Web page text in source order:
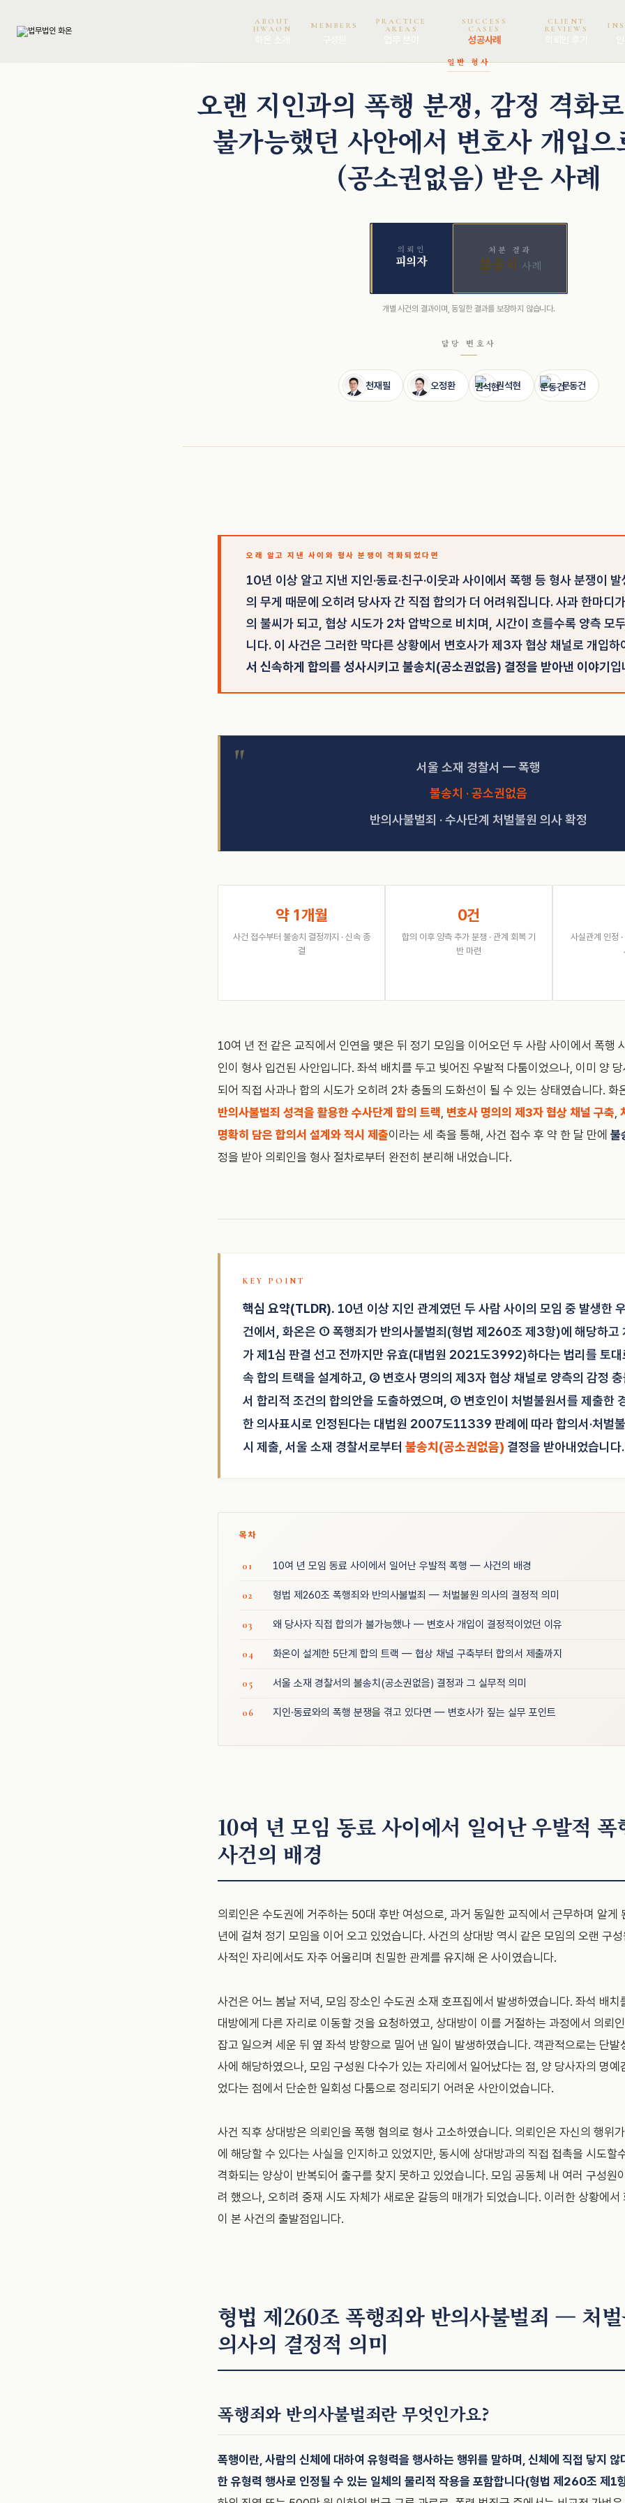
ABOUT
HWAON
MEMBERS
PRACTICE
AREAS
SUCCESS
CASES
성공사례
CLIENT
REVIEWS
일반 형사
오랜 지인과의 폭행 분쟁, 감정 격화
불가능했던 사안에서 변호사 개입
(공소권없음) 받은 사례
의뢰인
피의자
처분 결과
불송치 사례
개별 사건의 결과이며, 동일한 결과를 보장하지 않습니다.
담당 변호사
천재필 오정환 권석현 문동건
오래 알고 지낸 사이와 형사 분쟁이 격화되었다면
10년 이상 알고 지낸 지인·동료·친구·이웃과 사이에서 폭행 등 형사 분쟁이
의 무게 때문에 오히려 당사자 간 직접 합의가 더 어려워집니다. 사과 한마디
의 불씨가 되고, 협상 시도가 2차 압박으로 비치며, 시간이 흐를수록 양측 모
니다. 이 사건은 그러한 막다른 상황에서 변호사가 제3자 협상 채널로 개입
서 신속하게 합의를 성사시키고 불송치(공소권없음) 결정을 받아낸 이야기입
서울 소재 경찰서 — 폭행
불송치 · 공소권없음
반의사불벌죄 · 수사단계 처벌불원 의사 확정
약 1개월
사건 접수부터 불송치 결정까지 · 신속 종
결
0건
합의 이후 양측 추가 분쟁 · 관계 회복 기
반 마련
사실관계 인정
10여 년 전 같은 교직에서 인연을 맺은 뒤 정기 모임을 이어오던 두 사람 사이에서 폭행
인이 형사 입건된 사안입니다. 좌석 배치를 두고 빚어진 우발적 다툼이었으나, 이미 양
되어 직접 사과나 합의 시도가 오히려 2차 충돌의 도화선이 될 수 있는 상태였습니다. 화
반의사불벌죄 성격을 활용한 수사단계 합의 트랙, 변호사 명의의 제3자 협상 채널 구축,
명확히 담은 합의서 설계와 적시 제출이라는 세 축을 통해, 사건 접수 후 약 한 달 만에 불
정을 받아 의뢰인을 형사 절차로부터 완전히 분리해 내었습니다.
핵심 요약(TLDR). 10년 이상 지인 관계였던 두 사람 사이의 모임 중 발생한
건에서, 화온은 ① 폭행죄가 반의사불벌죄(형법 제260조 제3항)에 해당하고
가 제1심 판결 선고 전까지만 유효(대법원 2021도3992)하다는 법리를 토대
속 합의 트랙을 설계하고, ② 변호사 명의의 제3자 협상 채널로 양측의 감정
서 합리적 조건의 합의안을 도출하였으며, ③ 변호인이 처벌불원서를 제출한
한 의사표시로 인정된다는 대법원 2007도11339 판례에 따라 합의서·처벌
시 제출, 서울 소재 경찰서로부터 불송치(공소권없음) 결정을 받아내었습니다.
목차
10여 년 모임 동료 사이에서 일어난 우발적 폭행 — 사건의 배경
형법 제260조 폭행죄와 반의사불벌죄 — 처벌불원 의사의 결정적 의미
왜 당사자 직접 합의가 불가능했나 — 변호사 개입이 결정적이었던 이유
화온이 설계한 5단계 합의 트랙 — 협상 채널 구축부터 합의서 제출까지
서울 소재 경찰서의 불송치(공소권없음) 결정과 그 실무적 의미
지인·동료와의 폭행 분쟁을 겪고 있다면 — 변호사가 짚는 실무 포인트
10여 년 모임 동료 사이에서 일어난 우발적
사건의 배경
의뢰인은 수도권에 거주하는 50대 후반 여성으로, 과거 동일한 교직에서 근무하며 알게
년에 걸쳐 정기 모임을 이어 오고 있었습니다. 사건의 상대방 역시 같은 모임의 오랜 구
사적인 자리에서도 자주 어울리며 친밀한 관계를 유지해 온 사이였습니다.
사건은 어느 봄날 저녁, 모임 장소인 수도권 소재 호프집에서 발생하였습니다. 좌석 배치
대방에게 다른 자리로 이동할 것을 요청하였고, 상대방이 이를 거절하는 과정에서 의뢰
잡고 일으켜 세운 뒤 옆 좌석 방향으로 밀어 낸 일이 발생하였습니다. 객관적으로는 단발
사에 해당하였으나, 모임 구성원 다수가 있는 자리에서 일어났다는 점, 양 당사자의 명예
었다는 점에서 단순한 일회성 다툼으로 정리되기 어려운 사안이었습니다.
사건 직후 상대방은 의뢰인을 폭행 혐의로 형사 고소하였습니다. 의뢰인은 자신의 행위
에 해당할 수 있다는 사실을 인지하고 있었지만, 동시에 상대방과의 직접 접촉을 시도할
격화되는 양상이 반복되어 출구를 찾지 못하고 있었습니다. 모임 공동체 내 여러 구성원
려 했으나, 오히려 중재 시도 자체가 새로운 갈등의 매개가 되었습니다. 이러한 상황에서
이 본 사건의 출발점입니다.
형법 제260조 폭행죄와 반의사불벌죄 — 처
의사의 결정적 의미
폭행죄와 반의사불벌죄란 무엇인가요?
폭행이란, 사람의 신체에 대하여 유형력을 행사하는 행위를 말하며, 신체에 직접 닿지 않
한 유형력 행사로 인정될 수 있는 일체의 물리적 작용을 포함합니다(형법 제260조 제1